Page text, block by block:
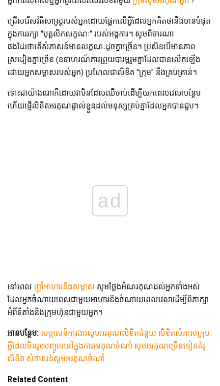
ជ្រើសរើសវិធីសាស្រ្តរបស់អ្នកដោយផ្អែកលើអ្វីដែលអ្នកគិតថានឹងមានបំផុត
ក្នុងការរក្សា "បុគ្គលិកលក្ខណៈ" របស់អង្គការ។ សូមពិចារណា
ផងដែរថាតើសំភាសន៍មានលក្ខណៈដូចគ្នាច្រើន។ ប្រសិនបើមានភាព
ស្រដៀងគ្នាច្រើន (ឧទាហរណ៍ការព្រួយបារម្ភរួមគ្នាដែលបានលើកឡើង
ដោយអ្នកសម្ភាសរបស់អ្នក) ប្រហែលជាលិខិត "ក្រុម" នឹងគ្រប់គ្រាន់។
ទោះជាយ៉ាងណាក៏ដោយវាមិនដែលឈឺចាប់ដើម្បីយកពេលវេលាបន្ថែម
ហើយផ្ញើលិខិតអរគុណផ្ទាល់ខ្លួនដល់មនុស្សគ្រប់គ្នាដែលអ្នកបានជួប។
ad
នៅពេល ញ៉ាំអាហារនិងសម្ភាស សូមថ្លែងអំណរគុណដល់អ្នកទាំងអស់
ដែលអ្នកចំណាយពេលជាមួយអាហារនិងចំណាយពេលវេលាដើម្បីពិភាក្សា
អំពីទីតាំងនិងក្រុមហ៊ុនជាមួយអ្នក។
អានបន្ថែម: សម្ភាសន៍ការងារសូមអរគុណលិខិតជំនួយ លិខិតសំភាសក្រុម
អ្វីដែលមិនរួមបញ្ចូលនៅក្នុងការអរគុណចំណាំ សូមអរគុណច្រើនទៀតគំរូ
លិខិត សំភាសន៍សូមអរគុណចំណាំ
Related Content